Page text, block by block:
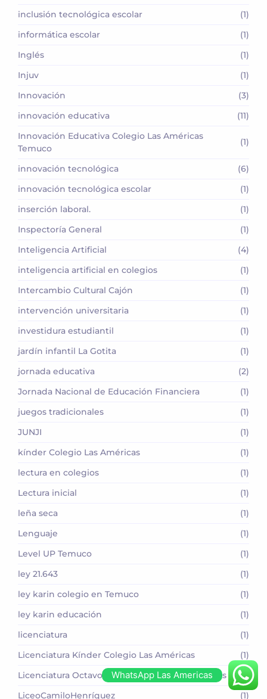
inclusión tecnológica escolar
(1)
informática escolar
(1)
Inglés
(1)
Injuv
(1)
Innovación
(3)
innovación educativa
(11)
Innovación Educativa Colegio Las Américas
Temuco
(1)
innovación tecnológica
(6)
innovación tecnológica escolar
(1)
inserción laboral.
(1)
Inspectoría General
(1)
Inteligencia Artificial
(4)
inteligencia artificial en colegios
(1)
Intercambio Cultural Cajón
(1)
intervención universitaria
(1)
investidura estudiantil
(1)
jardín infantil La Gotita
(1)
jornada educativa
(2)
Jornada Nacional de Educación Financiera
(1)
juegos tradicionales
(1)
JUNJI
(1)
kínder Colegio Las Américas
(1)
lectura en colegios
(1)
Lectura inicial
(1)
leña seca
(1)
Lenguaje
(1)
Level UP Temuco
(1)
ley 21.643
(1)
ley karin colegio en Temuco
(1)
ley karin educación
(1)
licenciatura
(1)
Licenciatura Kínder Colegio Las Américas
(1)
Licenciatura Octavo Básico Colegio Las Américas
(1)
LiceoCamiloHenríquez
(1)
WhatsApp Las Americas